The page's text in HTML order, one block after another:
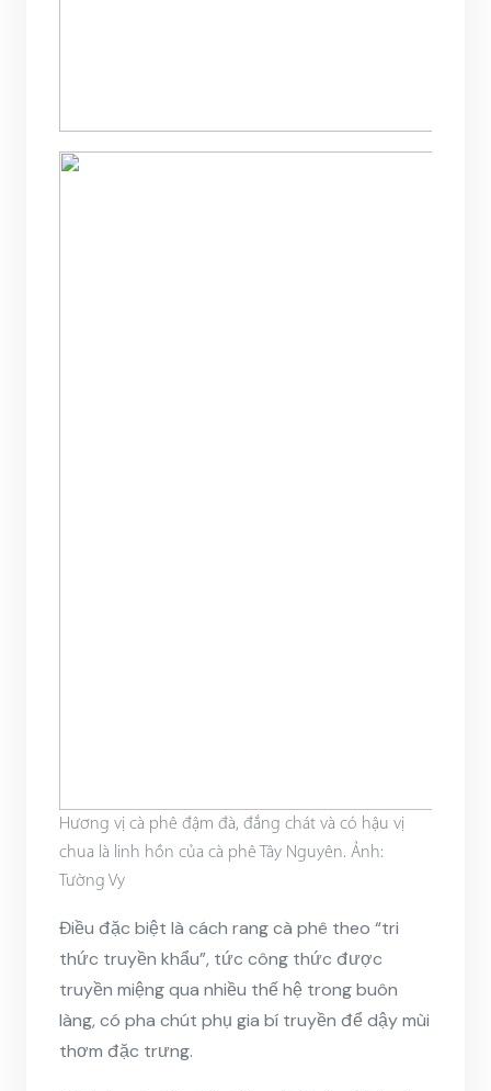
Hương vị cà phê đậm đà, đắng chát và có hậu vị
chua là linh hồn của cà phê Tây Nguyên. Ảnh:
Tường Vy
Điều đặc biệt là cách rang cà phê theo “tri
thức truyền khẩu”, tức công thức được
truyền miệng qua nhiều thế hệ trong buôn
làng, có pha chút phụ gia bí truyền để dậy mùi
thơm đặc trưng.